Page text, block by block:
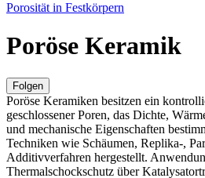
Porosität in Festkörpern
Poröse Keramik
Folgen
Poröse Keramiken besitzen ein
geschlossener Poren, das Dichte,
und mechanische Eigenschaften
Techniken wie Schäumen, Replika-,
Additivverfahren hergestellt.
Thermalschockschutz über